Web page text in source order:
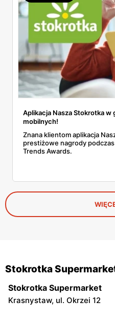
Aplikacja Nasza Stokrotka
mobilnych!
Znana klientom aplikacja
prestiżowe nagrody
Trends Awards.
Stokrotka
Stokrotka Supermarket
Krasnystaw, ul. Okrzei 12